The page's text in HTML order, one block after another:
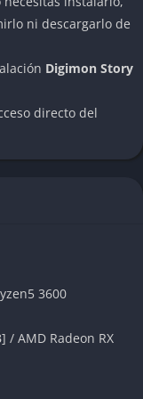
intenta salvar.
Story Time
en un Digimundo
entrelazan de
parecen
era olvidada del
primitivos que aún
los servidores
la
visualmente
cada paso
los restos de un
ni descargarlo de
Digimon Story
directo del
3600
/ AMD Radeon RX